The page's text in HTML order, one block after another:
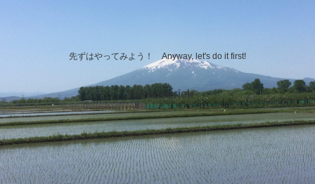
先ずはやってみよう！ Anyway, let's do it first!
Oh!maverick